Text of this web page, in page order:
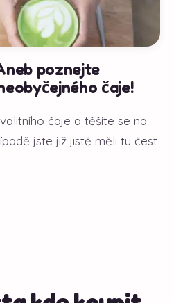
poznejte
čaje!
čaje a těšíte se na
jste již jistě měli tu čest